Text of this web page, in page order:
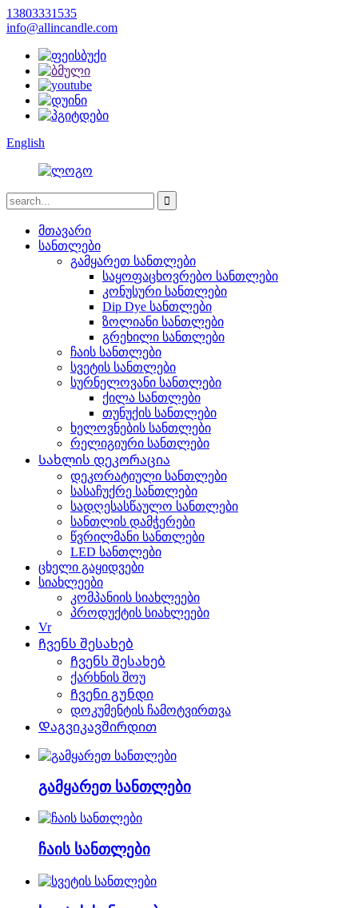
13803331535
info@allincandle.com
English
მთავარი
სანთლები
გამყარეთ სანთლები
საყოფაცხოვრებო სანთლები
კონუსური სანთლები
Dip Dye სანთლები
ზოლიანი სანთლები
გრეხილი სანთლები
ჩაის სანთლები
სვეტის სანთლები
სურნელოვანი სანთლები
ქილა სანთლები
თუნუქის სანთლები
ხელოვნების სანთლები
რელიგიური სანთლები
Სახლის დეკორაცია
დეკორატიული სანთლები
სასაჩუქრე სანთლები
სადღესასწაულო სანთლები
სანთლის დამჭერები
წვრილმანი სანთლები
LED სანთლები
ცხელი გაყიდვები
სიახლეები
კომპანიის სიახლეები
პროდუქტის სიახლეები
Vr
Ჩვენს შესახებ
Ჩვენს შესახებ
ქარხნის შოუ
Ჩვენი გუნდი
დოკუმენტის ჩამოტვირთვა
Დაგვიკავშირდით
გამყარეთ სანთლები
ჩაის სანთლები